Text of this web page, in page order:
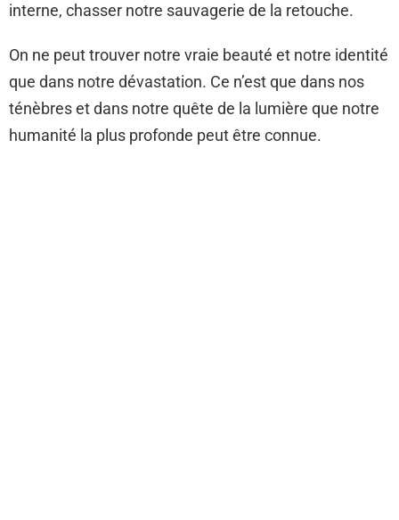
interne, chasser notre sauvagerie de la retouche.
On ne peut trouver notre vraie beauté et notre identité
que dans notre dévastation. Ce n’est que dans nos
ténèbres et dans notre quête de la lumière que notre
humanité la plus profonde peut être connue.